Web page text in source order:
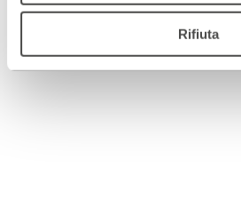
Rifiuta